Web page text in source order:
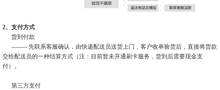
2、支付方式
货到付款
-------- 先联系客服确认，由快递配送员送货上门，客户收单验货后，直接将货款
交给配送员的一种结算方式（注：目前暂未开通刷卡服务，货到后需要现金支
付）。
第三方支付